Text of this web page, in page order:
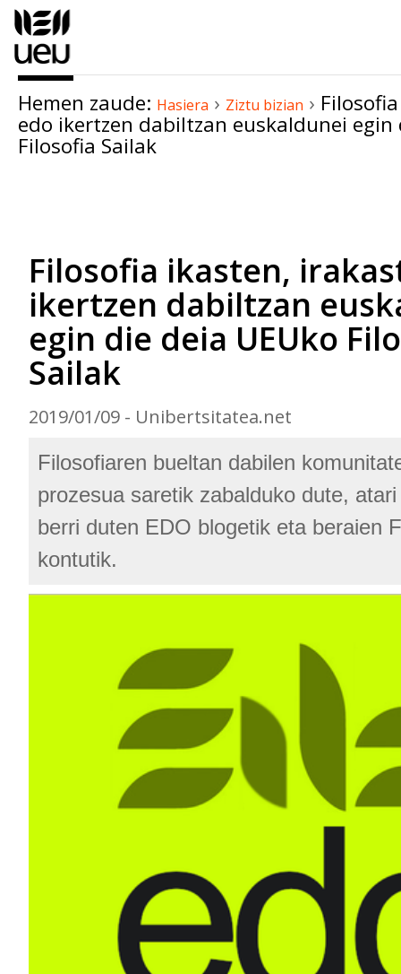
Hemen zaude: Hasiera › Ziztu bizian ›
edo ikertzen dabiltzan euskaldunei egin
Filosofia Sailak
Filosofia ikasten,
ikertzen dabiltzan
egin die deia UEUko
Sailak
2019/01/09 - Unibertsitatea.net
Filosofiaren bueltan dabilen
prozesua saretik zabalduko dute,
berri duten EDO blogetik eta beraien
kontutik.